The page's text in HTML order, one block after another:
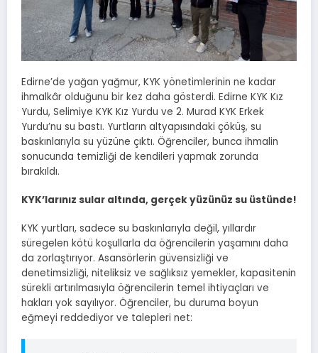
Edirne’de yağan yağmur, KYK yönetimlerinin ne kadar
ihmalkâr olduğunu bir kez daha gösterdi. Edirne KYK Kız
Yurdu, Selimiye KYK Kız Yurdu ve 2. Murad KYK Erkek
Yurdu’nu su bastı. Yurtların altyapısındaki çöküş, su
baskınlarıyla su yüzüne çıktı. Öğrenciler, bunca ihmalin
sonucunda temizliği de kendileri yapmak zorunda
bırakıldı.
KYK’larınız sular altında, gerçek yüzünüz su üstünde!
KYK yurtları, sadece su baskınlarıyla değil, yıllardır
süregelen kötü koşullarla da öğrencilerin yaşamını daha
da zorlaştırıyor. Asansörlerin güvensizliği ve
denetimsizliği, niteliksiz ve sağlıksız yemekler, kapasitenin
sürekli artırılmasıyla öğrencilerin temel ihtiyaçları ve
hakları yok sayılıyor. Öğrenciler, bu duruma boyun
eğmeyi reddediyor ve talepleri net: